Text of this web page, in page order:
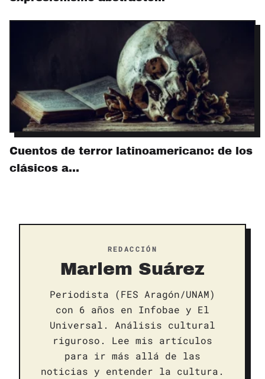
Cuentos de terror latinoamericano: de los
clásicos a…
REDACCIÓN
Marlem Suárez
Periodista (FES Aragón/UNAM)
con 6 años en Infobae y El
Universal. Análisis cultural
riguroso. Lee mis artículos
para ir más allá de las
noticias y entender la cultura.